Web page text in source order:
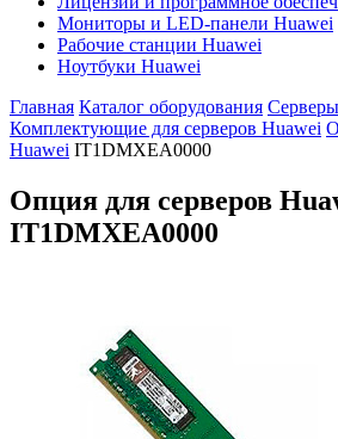
Мониторы и LED-панели Huawei
Рабочие станции Huawei
Ноутбуки Huawei
Главная Каталог оборудования
Комплектующие для серверов Huawei
Huawei IT1DMXEA0000
Опция для серверов
IT1DMXEA0000